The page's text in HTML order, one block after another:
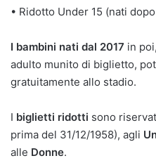
• Ridotto Under 15 (nati
I bambini nati dal 2017 in
adulto munito di biglietto,
gratuitamente allo stadio.
I biglietti ridotti sono
prima del 31/12/1958), agli
alle Donne.